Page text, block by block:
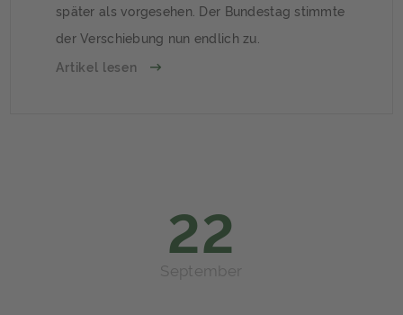
später als vorgesehen. Der Bundestag stimmte
der Verschiebung nun endlich zu.
Artikel lesen
22
September